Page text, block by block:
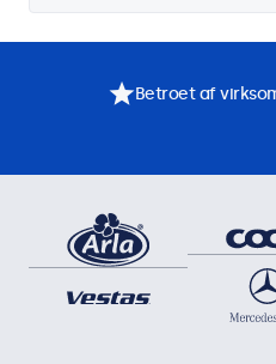
Betroet af